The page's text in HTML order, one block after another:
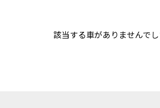
該当する車がありませんでし